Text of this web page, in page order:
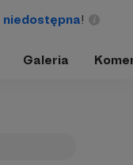
niedostępna!
Galeria